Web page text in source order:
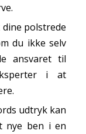
polstrede
du ikke selv
ansvaret til
i at
udtryk kan
nye ben i en